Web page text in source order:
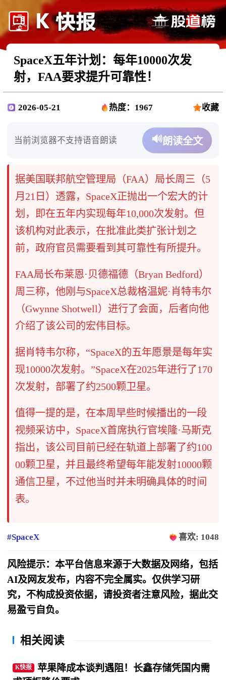
SpaceX五年计划：每年10000次发
射，FAA要求提升可靠性！
2026-05-21 热度：1967 收藏
当前浏览器不支持语音朗读 🔊朗读全文
据美国联邦航空管理局（FAA）局长周三（5
月21日）透露，SpaceX正抛出一个宏大的计
划，即在五年内实现每年10,000次发射。但
该机构对此表示，在批准此类扩张计划之
前，政府官员需要看到其可靠性有所提升。
FAA局长布莱恩·贝德福德（Bryan Bedford）
周三称，他刚与SpaceX总裁格温妮·肖特韦尔
（Gwynne Shotwell）进行了会面，后者向他
介绍了该公司的宏伟目标。
据肖特韦尔称，“SpaceX的五年愿景是每年实
现10000次发射。”SpaceX在2025年进行了170
次发射，部署了约2500颗卫星。
值得一提的是，在本周早些时候播出的一段
视频采访中，SpaceX首席执行官埃隆·马斯克
指出，该公司目前已经在轨道上部署了约100
00颗卫星，并且最终希望每年能发射10000颗
通信卫星，不过他当时并未明确具体的时间
表。
#SpaceX 喜欢: 1048
风险提示：本平台信息来源于大数据及网络，包括
AI及网友发布，内容不完全属实。仅供学习研
究，不构成投资依据，请投资者注意风险，据此交
易盈亏自负。
相关阅读
K快报
苹果降成本谈判遇阻！长鑫存储凭国内需